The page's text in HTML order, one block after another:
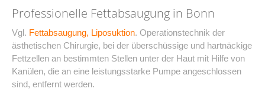
Professionelle Fettabsaugung in Bonn
Vgl. Fettabsaugung, Liposuktion. Operationstechnik der
ästhetischen Chirurgie, bei der überschüssige und hartnäckige
Fettzellen an bestimmten Stellen unter der Haut mit Hilfe von
Kanülen, die an eine leistungsstarke Pumpe angeschlossen
sind, entfernt werden.